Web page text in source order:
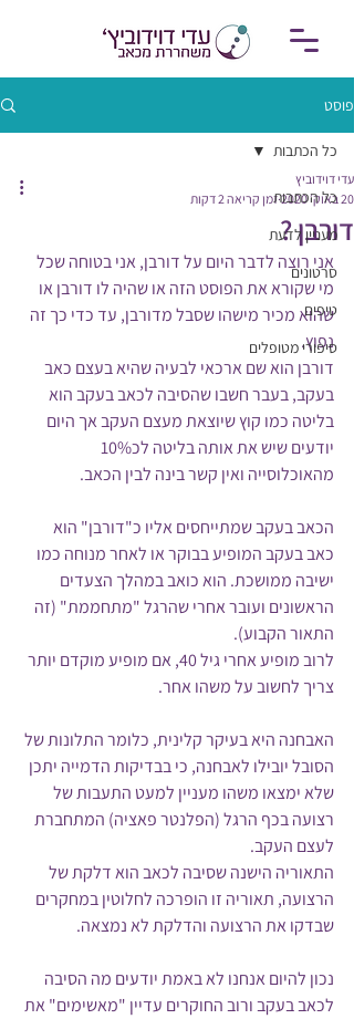
פוסט
כל הכתבות
מעניין לדעת
סרטונים
טיפים
סיפורי מטופלים
כל הכתבות
דורבן ?
עדי דוידוביץ
20 באוק׳ 2020
זמן קריאה 2 דקות
אני רוצה לדבר היום על דורבן, אני בטוחה שכל
מי שקורא את הפוסט הזה או שהיה לו דורבן או
שהוא מכיר מישהו שסבל מדורבן, עד כדי כך זה
נפוץ.
דורבן הוא שם ארכאי לבעיה שהיא בעצם כאב
בעקב, בעבר חשבו שהסיבה לכאב בעקב הוא
בליטה כמו קוץ שיוצאת מעצם העקב אך היום
מהאוכלוסייה ואין קשר בינה לבין הכאב.
הכאב בעקב שמתייחסים אליו כ"דורבן" הוא
כאב בעקב המופיע בבוקר או לאחר מנוחה כמו
ישיבה ממושכת. הוא כואב במהלך הצעדים
הראשונים ועובר אחרי שהרגל "מתחממת" (זה
התאור הקבוע).
לרוב מופיע אחרי גיל 40, אם מופיע מוקדם יותר
צריך לחשוב על משהו אחר.
האבחנה היא בעיקר קלינית, כלומר התלונות של
הסובל יובילו לאבחנה, כי בבדיקות הדמייה יתכן
שלא ימצאו משהו מעניין למעט התעבות של
רצועה בכף הרגל (הפלנטר פאציה) המתחברת
לעצם העקב.
התאוריה הישנה שסיבה לכאב הוא דלקת של
הרצועה, תאוריה זו הופרכה לחלוטין במחקרים
שבדקו את הרצועה והדלקת לא נמצאה.
נכון להיום אנחנו לא באמת יודעים מה הסיבה
לכאב בעקב ורוב החוקרים עדיין "מאשימים" את